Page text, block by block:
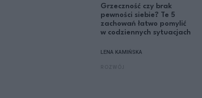
Grzeczność czy brak
pewności siebie? Te 5
zachowań łatwo pomylić
w codziennych sytuacjach
LENA KAMIŃSKA